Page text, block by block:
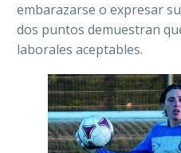
embarazarse o expresar
dos puntos demuestran
laborales aceptables.